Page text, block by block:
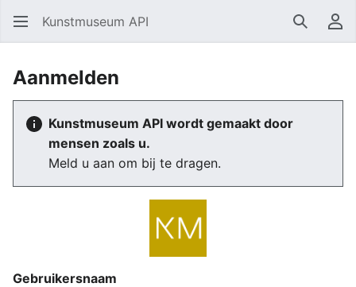
Kunstmuseum API Zoeken
Aanmelden
Kunstmuseum API wordt gemaakt door
mensen zoals u.
Meld u aan om bij te dragen.
Gebruikersnaam